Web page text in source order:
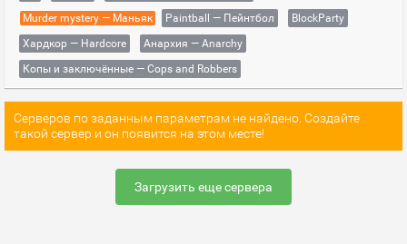
Murder mystery — Маньяк
Paintball — Пейнтбол
BlockParty
Хардкор — Hardcore
Анархия — Anarchy
Копы и заключённые — Cops and Robbers
Серверов по заданным параметрам не найдено. Создайте
такой сервер и он появится на этом месте!
Загрузить еще сервера